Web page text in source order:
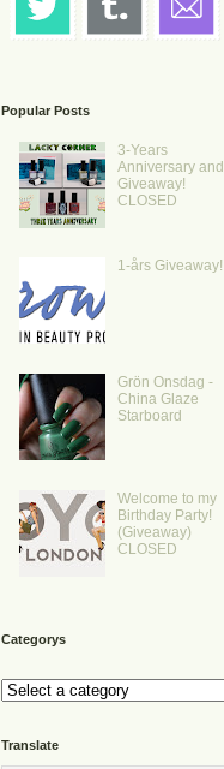
Popular Posts
3-Years
Anniversary and
Giveaway!
CLOSED
1-års Giveaway!
Grön Onsdag -
China Glaze
Starboard
Welcome to my
Birthday Party!
(Giveaway)
CLOSED
Categorys
Translate